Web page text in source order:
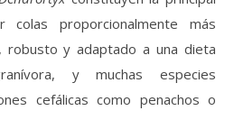
colas proporcionalmente más
robusto y adaptado a una dieta
y muchas especies
cefálicas como penachos o